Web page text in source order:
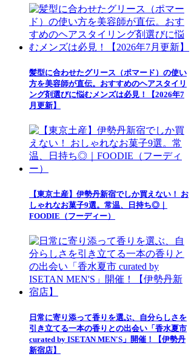
髪型に合わせたグリース（ポマード）の使い
方を美容師が直伝。おすすめのヘアスタイリ
ング剤選びに悩むメンズは必見！【2026年7
月更新】
【東京土産】伊勢丹新宿でしか買えない！ お
しゃれなお菓子9選。常温、日持ち◎｜
FOODIE（フーディー）
日常に寄り添って香りを選ぶ、自分らしさを
引き立てる一本の香りとの出会い「香水夏市
curated by ISETAN MEN'S」開催！【伊勢丹
新宿店】